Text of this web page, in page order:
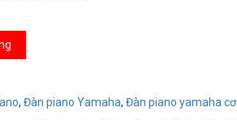
số lượng
, Đàn piano Yamaha, Đàn piano yamaha cơ